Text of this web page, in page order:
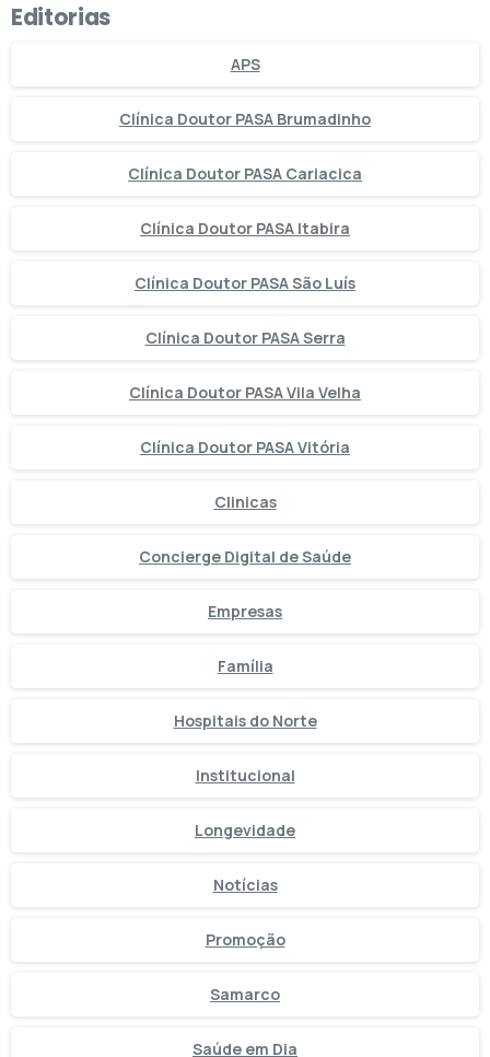
Editorias
APS
Clínica Doutor PASA Brumadinho
Clínica Doutor PASA Cariacica
Clínica Doutor PASA Itabira
Clínica Doutor PASA São Luís
Clínica Doutor PASA Serra
Clínica Doutor PASA Vila Velha
Clínica Doutor PASA Vitória
Clinicas
Concierge Digital de Saúde
Empresas
Família
Hospitais do Norte
Institucional
Longevidade
Notícias
Promoção
Samarco
Saúde em Dia